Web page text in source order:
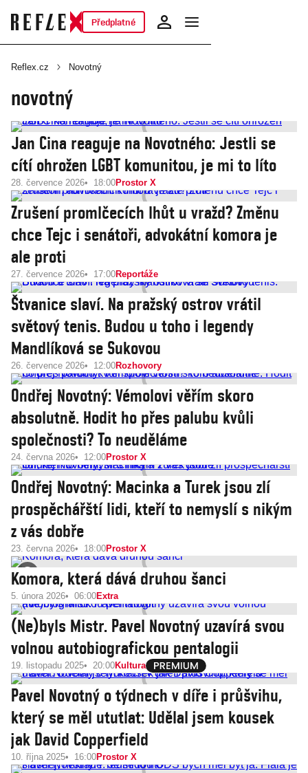
Předplatné
Reflex.cz Novotný
novotný
Jan Cina reaguje na Novotného: Jestli se
cítí ohrožen LGBT komunitou, je mi to líto
28. července 2026 18:00Prostor X
Zrušení promlčecích lhůt u vražd? Změnu
chce Tejc i senátoři, advokátní komora je
ale proti
27. července 2026 17:00Reportáže
Štvanice slaví. Na pražský ostrov vrátil
světový tenis. Budou u toho i legendy
Mandlíková se Sukovou
26. července 2026 12:00Rozhovory
Ondřej Novotný: Vémolovi věřím skoro
absolutně. Hodit ho přes palubu kvůli
společnosti? To neuděláme
24. června 2026 12:00Prostor X
Ondřej Novotný: Macinka a Turek jsou zlí
prospěchářští lidi, kteří to nemyslí s nikým
z vás dobře
23. června 2026 18:00Prostor X
Komora, která dává druhou šanci
5. února 2026 06:00Extra
(Ne)byls Mistr. Pavel Novotný uzavírá svou
volnou autobiografickou pentalogii
19. listopadu 2025 20:00Kultura
Pavel Novotný o týdnech v díře i průšvihu,
který se měl ututlat: Udělal jsem kousek
jak David Copperfield
10. října 2025 16:00Prostor X